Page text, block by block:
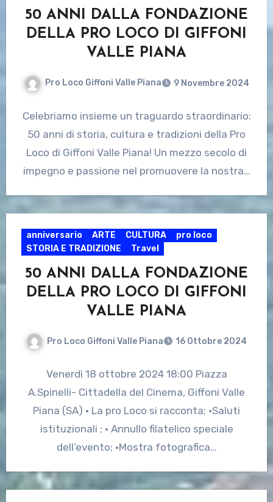
50 ANNI DALLA FONDAZIONE
DELLA PRO LOCO DI GIFFONI
VALLE PIANA
Pro Loco Giffoni Valle Piana 9 Novembre 2024
Celebriamo insieme un traguardo straordinario:
50 anni di storia, cultura e tradizioni della Pro
Loco di Giffoni Valle Piana! Un mezzo secolo di
impegno e passione nel promuovere la nostra…
anniversario ARTE CULTURA
pro loco
STORIA E TRADIZIONE
Travel
50 ANNI DALLA FONDAZIONE
DELLA PRO LOCO DI GIFFONI
VALLE PIANA
Pro Loco Giffoni Valle Piana 16 Ottobre 2024
Venerdì 18 ottobre 2024 18:00 Piazza
A.Spinelli- Cittadella del Cinema, Giffoni Valle
Piana (SA) • La pro Loco si racconta; •Saluti
istituzionali ; • Annullo filatelico speciale
dell’evento; •Mostra fotografica…